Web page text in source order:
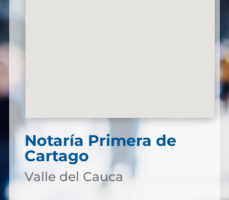
Notaría Primera de
Cartago
Valle del Cauca